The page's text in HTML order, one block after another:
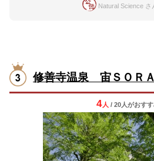
Natural Science さ
修善寺温泉 宙ＳＯＲ
4人 / 20人がおすす